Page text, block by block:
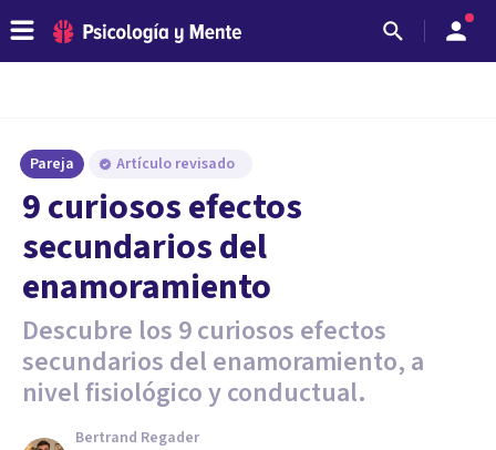
Pareja Artículo revisado
9 curiosos efectos
secundarios del
enamoramiento
Descubre los 9 curiosos efectos
secundarios del enamoramiento, a
nivel fisiológico y conductual.
Bertrand Regader